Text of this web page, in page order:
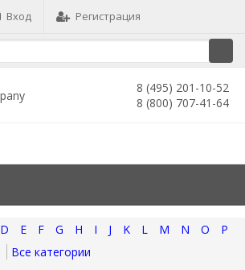
Вход Регистрация
8 (495) 201-10-52
8 (800) 707-41-64
D E F G H I J K L M N O
P
Все категории